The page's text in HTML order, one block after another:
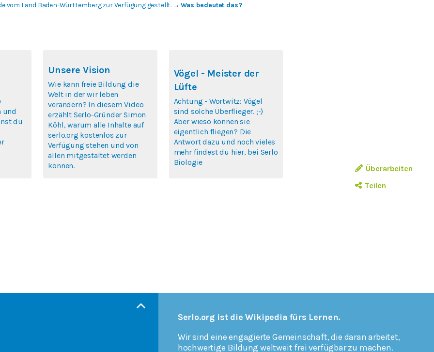
Überarbeiten
Teilen
vom Land Baden-Württemberg zur Verfügung gestellt.→Was bedeutet das?
und
du
Unsere Vision
Wie kann freie Bildung die
Welt in der wir leben
verändern? In diesem Video
erzählt Serlo-Gründer Simon
Köhl, warum alle Inhalte auf
serlo.org kostenlos zur
Verfügung stehen und von
allen mitgestaltet werden
können.
Vögel - Meister der
Lüfte
Achtung - Wortwitz: Vögel
sind solche Überflieger. ;-)
Aber wieso können sie
eigentlich fliegen? Die
Antwort dazu und noch vieles
mehr findest du hier, bei Serlo
Biologie
Serlo.org ist die Wikipedia fürs Lernen.
Wir sind eine engagierte Gemeinschaft, die daran arbeitet,
hochwertige Bildung weltweit frei verfügbar zu machen.